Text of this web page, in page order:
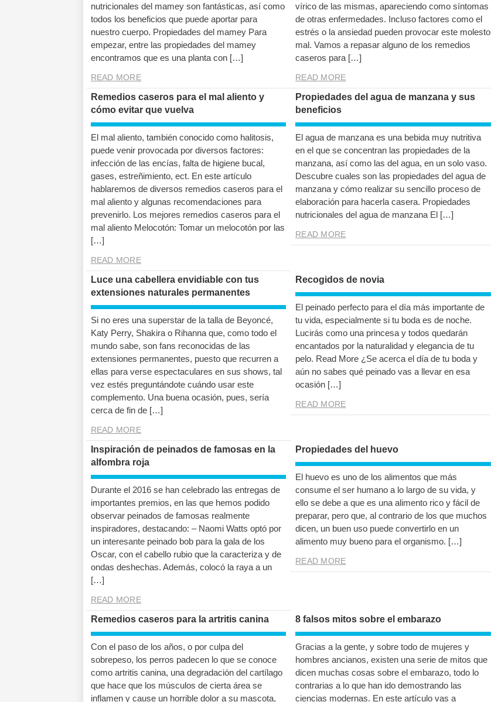
nutricionales del mamey son fantásticas, así como
todos los beneficios que puede aportar para
nuestro cuerpo. Propiedades del mamey Para
empezar, entre las propiedades del mamey
encontramos que es una planta con […]
READ MORE
vírico de las mismas, apareciendo como síntomas
de otras enfermedades. Incluso factores como el
estrés o la ansiedad pueden provocar este molesto
mal. Vamos a repasar alguno de los remedios
caseros para […]
READ MORE
Remedios caseros para el mal aliento y
cómo evitar que vuelva
El mal aliento, también conocido como halitosis,
puede venir provocada por diversos factores:
infección de las encías, falta de higiene bucal,
gases, estreñimiento, ect. En este artículo
hablaremos de diversos remedios caseros para el
mal aliento y algunas recomendaciones para
prevenirlo. Los mejores remedios caseros para el
mal aliento Melocotón: Tomar un melocotón por las
[…]
READ MORE
Propiedades del agua de manzana y sus
beneficios
El agua de manzana es una bebida muy nutritiva
en el que se concentran las propiedades de la
manzana, así como las del agua, en un solo vaso.
Descubre cuales son las propiedades del agua de
manzana y cómo realizar su sencillo proceso de
elaboración para hacerla casera. Propiedades
nutricionales del agua de manzana El […]
READ MORE
Luce una cabellera envidiable con tus
extensiones naturales permanentes
Si no eres una superstar de la talla de Beyoncé,
Katy Perry, Shakira o Rihanna que, como todo el
mundo sabe, son fans reconocidas de las
extensiones permanentes, puesto que recurren a
ellas para verse espectaculares en sus shows, tal
vez estés preguntándote cuándo usar este
complemento. Una buena ocasión, pues, sería
cerca de fin de […]
READ MORE
Recogidos de novia
El peinado perfecto para el día más importante de
tu vida, especialmente si tu boda es de noche.
Lucirás como una princesa y todos quedarán
encantados por la naturalidad y elegancia de tu
pelo. Read More ¿Se acerca el día de tu boda y
aún no sabes qué peinado vas a llevar en esa
ocasión […]
READ MORE
Inspiración de peinados de famosas en la
alfombra roja
Durante el 2016 se han celebrado las entregas de
importantes premios, en las que hemos podido
observar peinados de famosas realmente
inspiradores, destacando: – Naomi Watts optó por
un interesante peinado bob para la gala de los
Oscar, con el cabello rubio que la caracteriza y de
ondas deshechas. Además, colocó la raya a un
[…]
READ MORE
Propiedades del huevo
El huevo es uno de los alimentos que más
consume el ser humano a lo largo de su vida, y
ello se debe a que es una alimento rico y fácil de
preparar, pero que, al contrario de los que muchos
dicen, un buen uso puede convertirlo en un
alimento muy bueno para el organismo. […]
READ MORE
Remedios caseros para la artritis canina
Con el paso de los años, o por culpa del
sobrepeso, los perros padecen lo que se conoce
como artritis canina, una degradación del cartílago
que hace que los músculos de cierta área se
inflamen y cause un horrible dolor a su mascota,
8 falsos mitos sobre el embarazo
Gracias a la gente, y sobre todo de mujeres y
hombres ancianos, existen una serie de mitos que
dicen muchas cosas sobre el embarazo, todo lo
contrarias a lo que han ido demostrando las
ciencias modernas. En este artículo vas a